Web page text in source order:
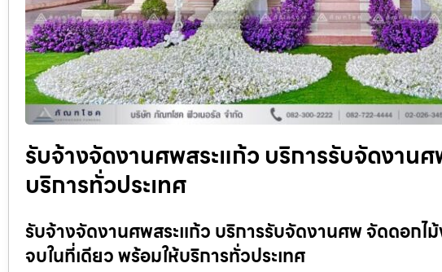
รับจ้างจัดงานศพสระแก้ว บริการรับจัดงาน
บริการทั่วประเทศ
รับจ้างจัดงานศพสระแก้ว บริการรับจัดงานศพ จัดดอกไ
จบในที่เดียว พร้อมให้บริการทั่วประเทศ